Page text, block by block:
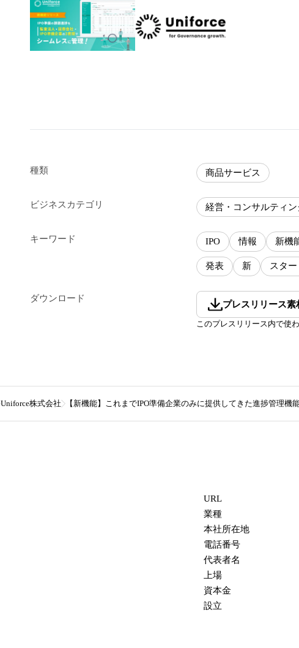
種類 商品サービス
ビジネスカテゴリ 経営・コンサルティン
キーワード IPO 情報 新機
発表 新 スタ
ダウンロード
プレスリリース素
このプレスリリース内で使
Uniforce株式会社 【新機能】これまでIPO準備企業のみに提供してきた進捗管理
URL
業種
本社所在地
電話番号
代表者名
上場
資本金
設立